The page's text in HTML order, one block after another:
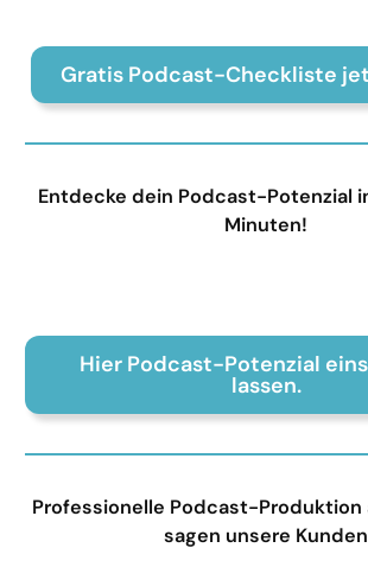
Gratis Podcast-Checkliste
Entdecke dein Podcast-Potenzial
Minuten!
Hier Podcast-Potenzial
lassen.
Professionelle Podcast-Produktion
sagen unsere Kunden